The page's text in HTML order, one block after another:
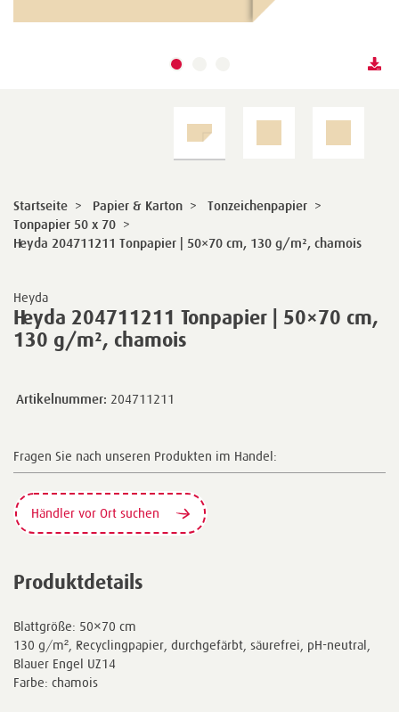
Heyda
Heyda 204711211 Tonpapier | 50×70 cm,
130 g/m², chamois
Startseite > Papier & Karton > Tonzeichenpapier >
Tonpapier 50 x 70 >
Heyda 204711211 Tonpapier | 50×70 cm, 130 g/m², chamois
Artikelnummer: 204711211
Fragen Sie nach unseren Produkten im Handel:
Händler vor Ort suchen
Produktdetails
Blattgröße: 50×70 cm
130 g/m², Recyclingpapier, durchgefärbt, säurefrei, pH-neutral,
Blauer Engel UZ14
Farbe: chamois